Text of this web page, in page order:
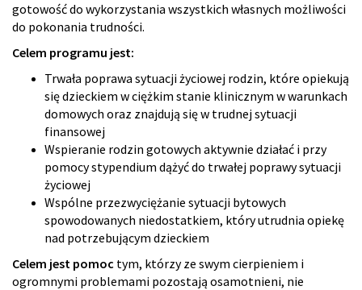
gotowość do wykorzystania wszystkich własnych możliwości
do pokonania trudności.
Celem programu jest:
Trwała poprawa sytuacji życiowej rodzin, które opiekują
się dzieckiem w ciężkim stanie klinicznym w warunkach
domowych oraz znajdują się w trudnej sytuacji
finansowej
Wspieranie rodzin gotowych aktywnie działać i przy
pomocy stypendium dążyć do trwałej poprawy sytuacji
życiowej
Wspólne przezwyciężanie sytuacji bytowych
spowodowanych niedostatkiem, który utrudnia opiekę
nad potrzebującym dzieckiem
Celem jest pomoc tym, którzy ze swym cierpieniem i
ogromnymi problemami pozostają osamotnieni, nie